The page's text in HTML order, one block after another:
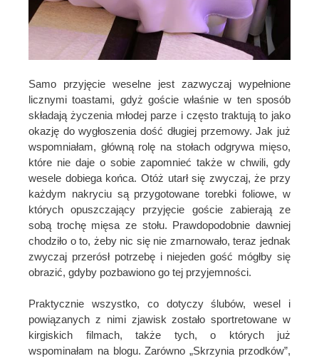
Samo przyjęcie weselne jest zazwyczaj wypełnione
licznymi toastami, gdyż goście właśnie w ten sposób
składają życzenia młodej parze i często traktują to jako
okazję do wygłoszenia dość długiej przemowy. Jak już
wspomniałam, główną rolę na stołach odgrywa mięso,
które nie daje o sobie zapomnieć także w chwili, gdy
wesele dobiega końca. Otóż utarł się zwyczaj, że przy
każdym nakryciu są przygotowane torebki foliowe, w
których opuszczający przyjęcie goście zabierają ze
sobą trochę mięsa ze stołu. Prawdopodobnie dawniej
chodziło o to, żeby nic się nie zmarnowało, teraz jednak
zwyczaj przerósł potrzebę i niejeden gość mógłby się
obrazić, gdyby pozbawiono go tej przyjemności.
Praktycznie wszystko, co dotyczy ślubów, wesel i
powiązanych z nimi zjawisk zostało sportretowane w
kirgiskich filmach, także tych, o których już
wspominałam na blogu. Zarówno „Skrzynia przodków”,